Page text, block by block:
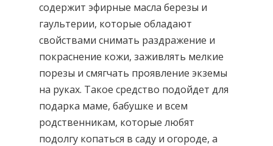
содержит эфирные масла березы и
гаультерии, которые обладают
свойствами снимать раздражение и
покраснение кожи, заживлять мелкие
порезы и смягчать проявление экземы
на руках. Такое средство подойдет для
подарка маме, бабушке и всем
родственникам, которые любят
подолгу копаться в саду и огороде, а